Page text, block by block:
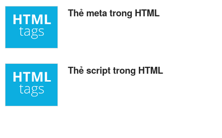
Thẻ meta trong HTML
Thẻ script trong HTML